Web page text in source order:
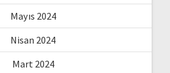
Mayıs 2024
Nisan 2024
Mart 2024